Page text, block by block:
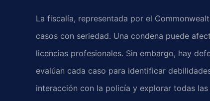
La fiscalía, representada por el
casos con seriedad. Una condena puede
licencias profesionales. Sin embargo, hay
evalúan cada caso para identificar
interacción con la policía y explorar todas